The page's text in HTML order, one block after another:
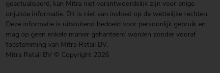
geactualiseerd, kan Mitra niet verantwoordelijk zijn voor enige
onjuiste informatie. Dit is niet van invloed op de wettelijke rechten.
Deze informatie is uitsluitend bedoeld voor persoonlijk gebruik en
mag op geen enkele manier gehanteerd worden zonder vooraf
toestemming van Mitra Retail BV.
Mitra Retail BV © Copyright 2026